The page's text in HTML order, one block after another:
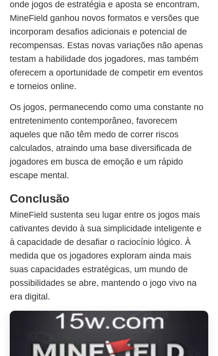
onde jogos de estratégia e aposta se encontram,
MineField ganhou novos formatos e versões que
incorporam desafios adicionais e potencial de
recompensas. Estas novas variações não apenas
testam a habilidade dos jogadores, mas também
oferecem a oportunidade de competir em eventos
e torneios online.
Os jogos, permanecendo como uma constante no
entretenimento contemporâneo, favorecem
aqueles que não têm medo de correr riscos
calculados, atraindo uma base diversificada de
jogadores em busca de emoção e um rápido
escape mental.
Conclusão
MineField sustenta seu lugar entre os jogos mais
cativantes devido à sua simplicidade inteligente e
à capacidade de desafiar o raciocínio lógico. À
medida que os jogadores exploram ainda mais
suas capacidades estratégicas, um mundo de
possibilidades se abre, mantendo o jogo vivo na
era digital.